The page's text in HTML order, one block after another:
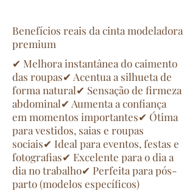
Benefícios reais da cinta modeladora
premium
✔ Melhora instantânea do caimento
das roupas✔ Acentua a silhueta de
forma natural✔ Sensação de firmeza
abdominal✔ Aumenta a confiança
em momentos importantes✔ Ótima
para vestidos, saias e roupas
sociais✔ Ideal para eventos, festas e
fotografias✔ Excelente para o dia a
dia no trabalho✔ Perfeita para pós-
parto (modelos específicos)